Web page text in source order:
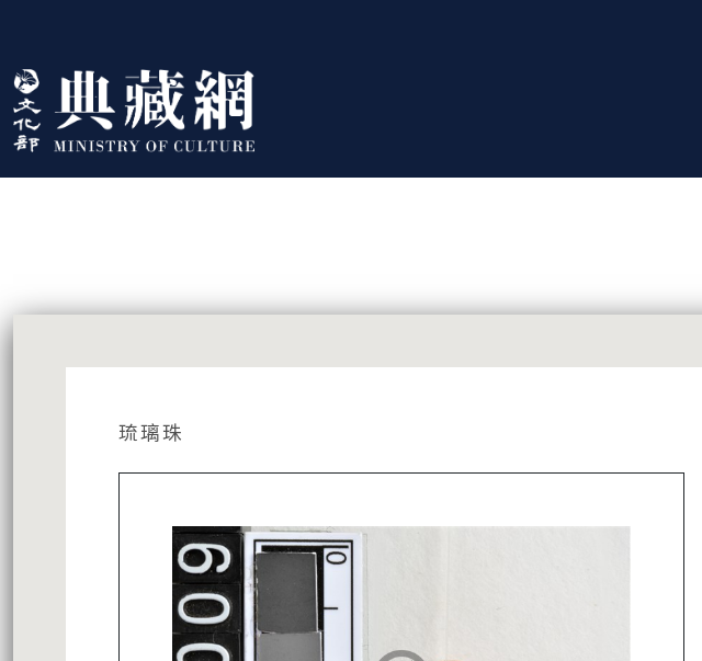
:::
琉璃珠